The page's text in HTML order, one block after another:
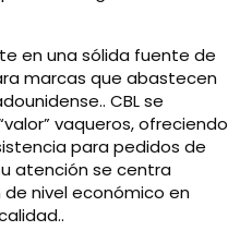
en una sólida fuente de
marcas que abastecen
CBL se
vaqueros, ofreciendo
para pedidos de
atención se centra
nivel económico en